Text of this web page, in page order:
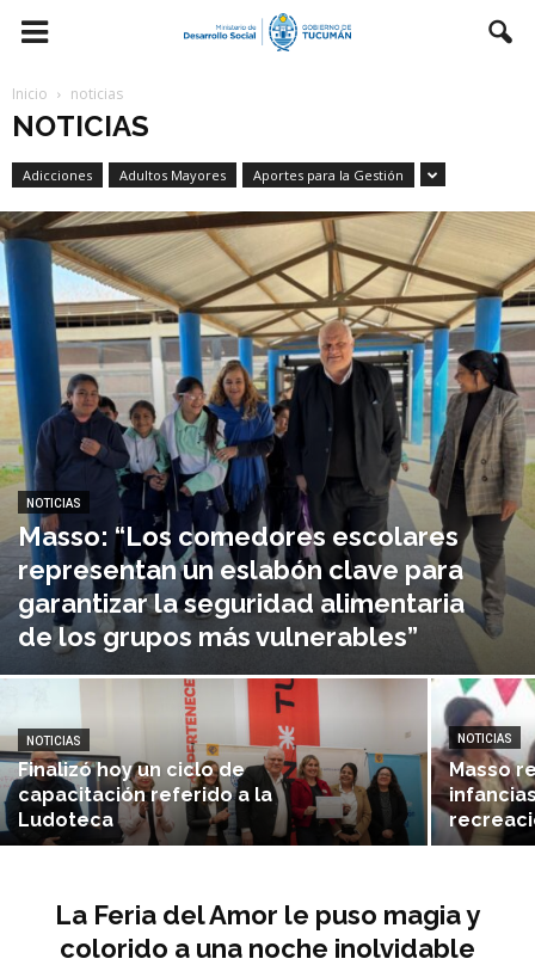
Inicio noticias
NOTICIAS
Adicciones Adultos Mayores Aportes para la Gestión
NOTICIAS
Masso: “Los comedores escolares
representan un eslabón clave para
garantizar la seguridad alimentaria
de los grupos más vulnerables”
NOTICIAS
Finalizó hoy un ciclo de
capacitación referido a la
Ludoteca
NOTICIAS
Masso
La Feria del Amor le puso magia y
colorido a una noche inolvidable